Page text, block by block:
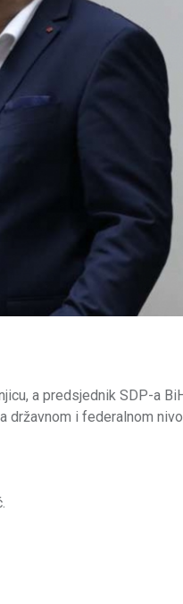
a predsjednik SDP-a
državnom i federalnom